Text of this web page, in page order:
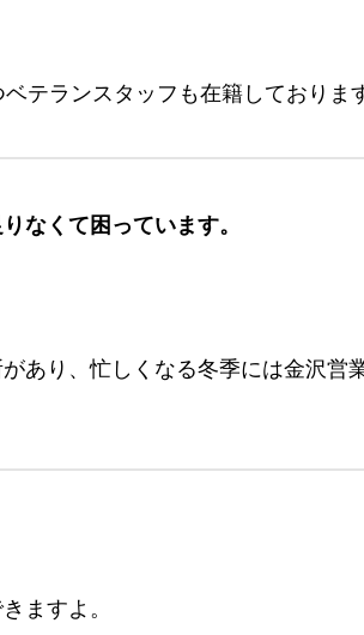
テランスタッフも在籍しておりま
なくて困っています。
あり、忙しくなる冬季には金沢営
ますよ。